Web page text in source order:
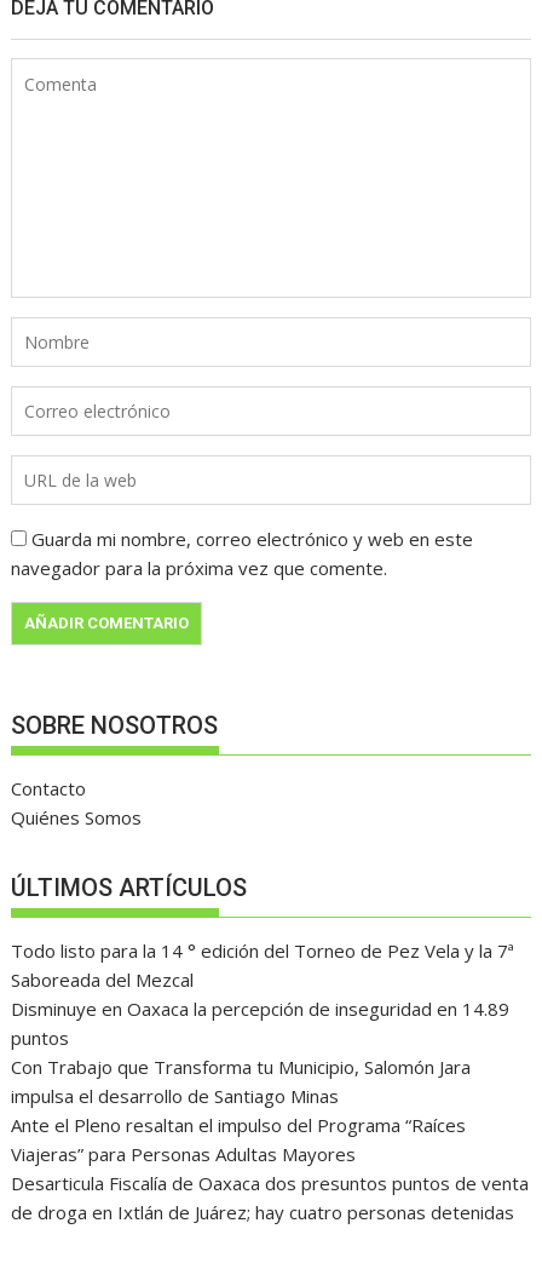
DEJA TU COMENTARIO
Guarda mi nombre, correo electrónico y web en este
navegador para la próxima vez que comente.
SOBRE NOSOTROS
Contacto
Quiénes Somos
ÚLTIMOS ARTÍCULOS
Todo listo para la 14 ° edición del Torneo de Pez Vela y la 7ª
Saboreada del Mezcal
Disminuye en Oaxaca la percepción de inseguridad en 14.89
puntos
Con Trabajo que Transforma tu Municipio, Salomón Jara
impulsa el desarrollo de Santiago Minas
Ante el Pleno resaltan el impulso del Programa “Raíces
Viajeras” para Personas Adultas Mayores
Desarticula Fiscalía de Oaxaca dos presuntos puntos de venta
de droga en Ixtlán de Juárez; hay cuatro personas detenidas